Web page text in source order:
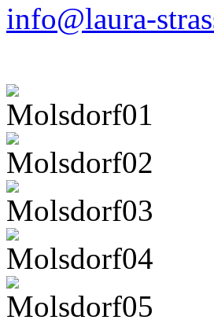
info@laura-